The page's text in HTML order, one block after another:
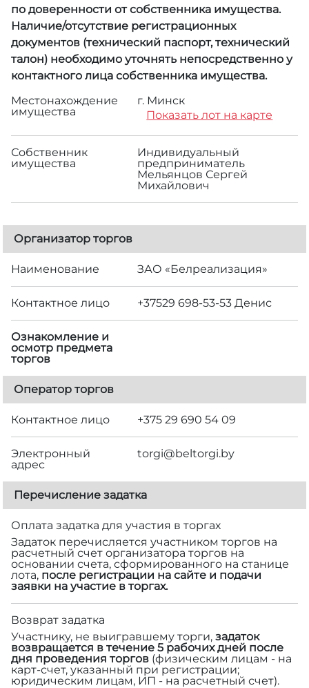
по доверенности от собственника имущества.
Наличие/отсутствие регистрационных
документов (технический паспорт, технический
талон) необходимо уточнять непосредственно у
контактного лица собственника имущества.
Местонахождение
имущества
г. Минск
Показать лот на карте
Собственник
имущества
Индивидуальный
предприниматель
Мельянцов Сергей
Михайлович
Организатор торгов
Наименование ЗАО «Белреализация»
Контактное лицо +37529 698-53-53 Денис
Ознакомление и
осмотр предмета
торгов
Оператор торгов
Контактное лицо +375 29 690 54 09
Электронный
адрес
torgi@beltorgi.by
Перечисление задатка
Оплата задатка для участия в торгах
Задаток перечисляется участником торгов на
расчетный счет организатора торгов на
основании счета, сформированного на станице
лота, после регистрации на сайте и подачи
заявки на участие в торгах.
Возврат задатка
Участнику, не выигравшему торги, задаток
возвращается в течение 5 рабочих дней после
дня проведения торгов (физическим лицам - на
карт-счет, указанный при регистрации;
юридическим лицам, ИП - на расчетный счет).